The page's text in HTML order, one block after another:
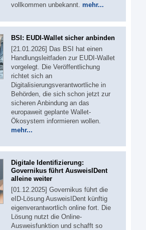
vollkommen unbekannt. mehr...
BSI: EUDI-Wallet sicher anbinden
[21.01.2026] Das BSI hat einen
Handlungsleitfaden zur EUDI-Wallet
vorgelegt. Die Veröffentlichung
richtet sich an
Digitalisierungsverantwortliche in
Behörden, die sich schon jetzt zur
sicheren Anbindung an das
europaweit geplante Wallet-
Ökosystem informieren wollen.
mehr...
Digitale Identifizierung:
Governikus führt AusweisIDent
alleine weiter
[01.12.2025] Governikus führt die
eID-Lösung AusweisIDent künftig
eigenverantwortlich online fort. Die
Lösung nutzt die Online-
Ausweisfunktion und schafft so